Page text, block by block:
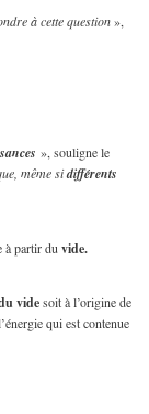
à cette question»,
», souligne le
même sidifférents
à partir du vide.
videsoit à l’origine de
qui est contenue